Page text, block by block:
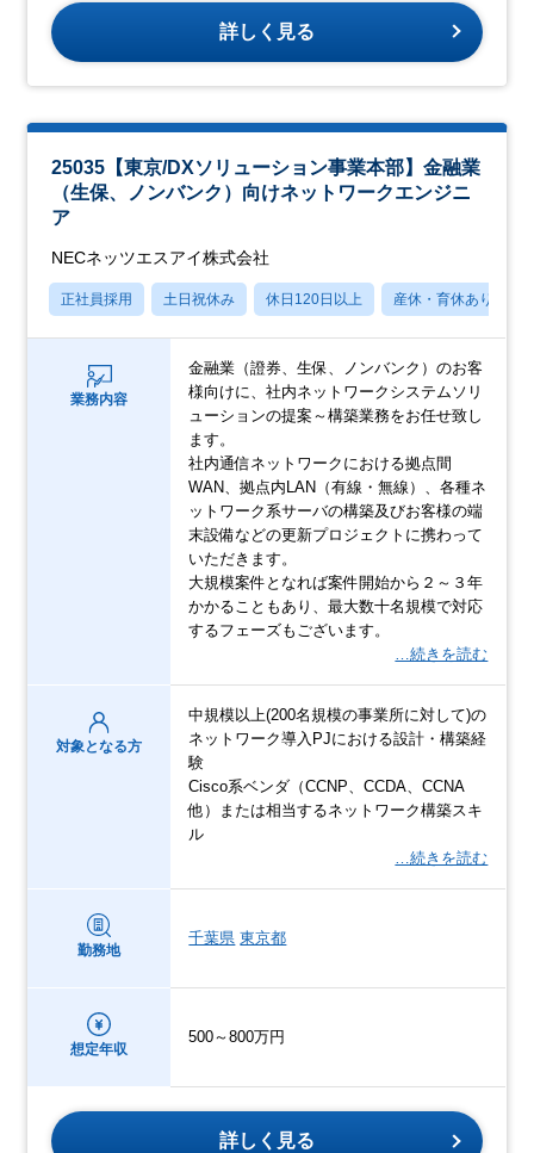
詳しく見る
25035【東京/DXソリューション事業本部】金融業
（生保、ノンバンク）向けネットワークエンジニ
ア
NECネッツエスアイ株式会社
正社員採用 土日祝休み 休日120日以上 産休・育休あり
業務内容
金融業（證券、生保、ノンバンク）のお客
様向けに、社内ネットワークシステムソリ
ューションの提案～構築業務をお任せ致し
ます。
社内通信ネットワークにおける拠点間
WAN、拠点内LAN（有線・無線）、各種ネ
ットワーク系サーバの構築及びお客様の端
末設備などの更新プロジェクトに携わって
いただきます。
大規模案件となれば案件開始から２～３年
かかることもあり、最大数十名規模で対応
するフェーズもございます。
…続きを読む
対象となる方
中規模以上(200名規模の事業所に対して)の
ネットワーク導入PJにおける設計・構築経
験
Cisco系ベンダ（CCNP、CCDA、CCNA
他）または相当するネットワーク構築スキ
ル
…続きを読む
勤務地
千葉県 東京都
想定年収
500～800万円
詳しく見る